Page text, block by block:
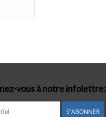
vous à notre infolettre:
S'ABONNER